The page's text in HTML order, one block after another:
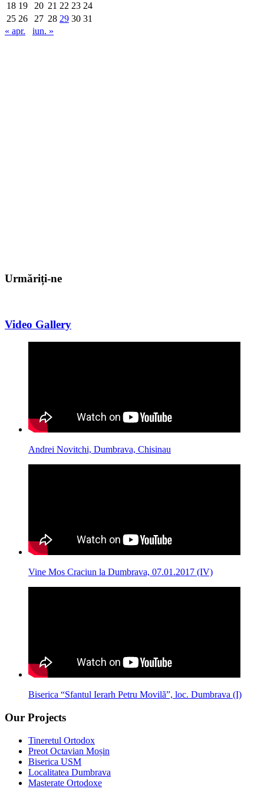
18 19 20 21 22 23 24
25 26 27 28 29 30 31
« apr.
iun. »
Urmăriți-ne
Video Gallery
Andrei Novitchi, Dumbrava, Chisinau
Vine Mos Craciun la Dumbrava, 07.01.2017 (IV)
Biserica “Sfantul Ierarh Petru Movilã”, loc. Dumbrava (I)
Our Projects
Tineretul Ortodox
Preot Octavian Moșin
Biserica USM
Localitatea Dumbrava
Masterate Ortodoxe